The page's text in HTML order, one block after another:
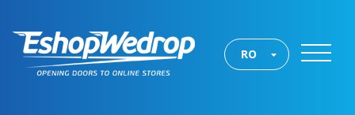
RO